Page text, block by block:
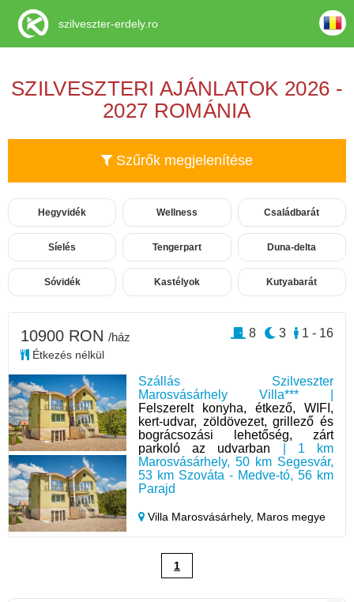
SZILVESZTERI AJÁNLATOK 2026 -
2027 ROMÁNIA
Szűrők megjelenítése
Hegyvidék Wellness Családbarát
Síelés Tengerpart Duna-delta
Sóvidék Kastélyok Kutyabarát
Szállás Szilveszter
Marosvásárhely Villa*** |
Felszerelt konyha, étkező, WIFI,
kert-udvar, zöldövezet, grillező és
bográcsozási lehetőség, zárt
parkoló az udvarban | 1 km
Marosvásárhely, 50 km Segesvár,
53 km Szováta - Medve-tó, 56 km
Parajd
Villa Marosvásárhely, Maros megye
10900 RON /ház
Étkezés nélkül
1 - 16
3
8
1
szilveszter-erdely.ro